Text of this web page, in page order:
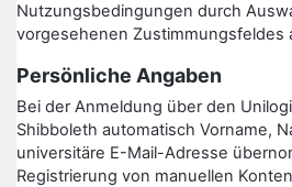
Nutzungsbedingungen durch
vorgesehenen Zustimmungsfeldes
Persönliche Angaben
Bei der Anmeldung über den
Shibboleth automatisch Vorname,
universitäre E-Mail-Adresse
Registrierung von manuellen